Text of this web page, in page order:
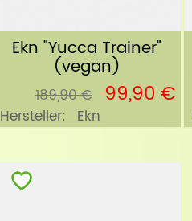
Ekn "Yucca Trainer"
(vegan)
189,90 € 99,90 €
Hersteller: Ekn